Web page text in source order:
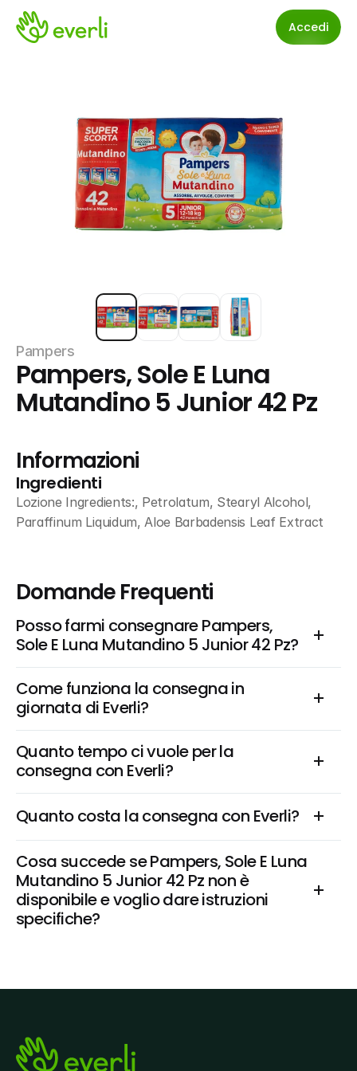
Accedi
Pampers
Pampers, Sole E Luna
Mutandino 5 Junior 42 Pz
Informazioni
Ingredienti
Lozione Ingredients:, Petrolatum, Stearyl Alcohol,
Paraffinum Liquidum, Aloe Barbadensis Leaf Extract
Domande Frequenti
Posso farmi consegnare Pampers,
Sole E Luna Mutandino 5 Junior 42 Pz?
Come funziona la consegna in
giornata di Everli?
Quanto tempo ci vuole per la
consegna con Everli?
Quanto costa la consegna con Everli?
Cosa succede se Pampers, Sole E Luna
Mutandino 5 Junior 42 Pz non è
disponibile e voglio dare istruzioni
specifiche?